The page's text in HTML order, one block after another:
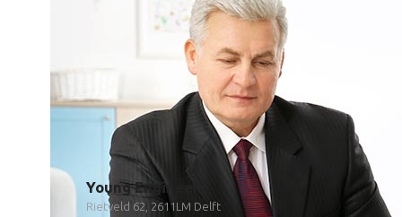
Young Engineer
Rietveld 62, 2611LM Delft